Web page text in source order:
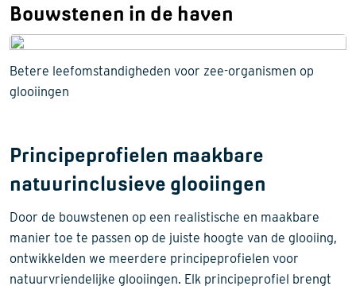
Bouwstenen in de haven
Betere leefomstandigheden voor zee-organismen op
glooiingen
Principeprofielen maakbare
natuurinclusieve glooiingen
Door de bouwstenen op een realistische en maakbare
manier toe te passen op de juiste hoogte van de glooiing,
ontwikkelden we meerdere principeprofielen voor
natuurvriendelijke glooiingen. Elk principeprofiel brengt